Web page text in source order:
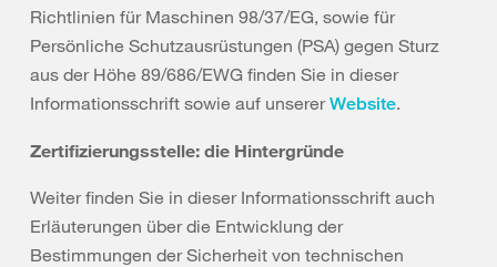
Richtlinien für Maschinen 98/37/EG, sowie für
Persönliche Schutzausrüstungen (PSA) gegen Sturz
aus der Höhe 89/686/EWG finden Sie in dieser
Informationsschrift sowie auf unsererWebsite.
Zertifizierungsstelle: die Hintergründe
Weiter finden Sie in dieser Informationsschrift auch
Erläuterungen über die Entwicklung der
Bestimmungen der Sicherheit von technischen